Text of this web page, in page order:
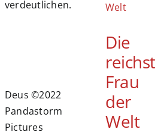
verdeutlichen.
Deus ©2022
Pandastorm
Pictures
Die
Frau
der
Welt